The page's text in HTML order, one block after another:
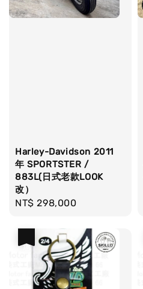
Harley-Davidson 2011
年 SPORTSTER /
883L(日式老款LOOK
改）
Regular
NT$ 298,000